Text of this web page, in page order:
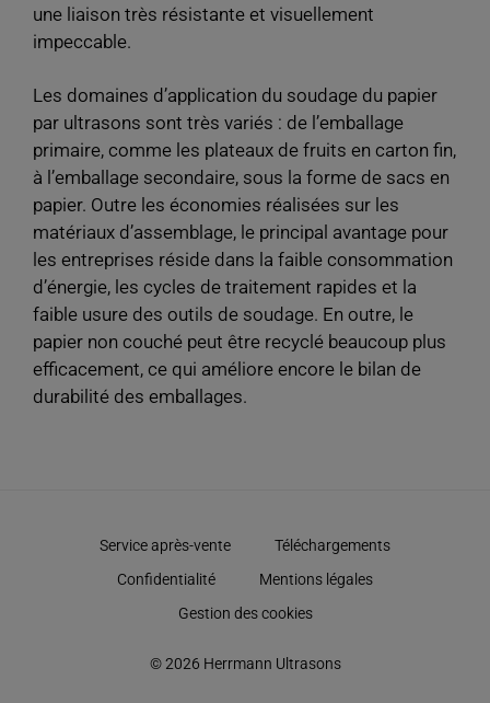
une liaison très résistante et visuellement
impeccable.
Les domaines d’application du soudage du papier
par ultrasons sont très variés : de l’emballage
primaire, comme les plateaux de fruits en carton fin,
à l’emballage secondaire, sous la forme de sacs en
papier. Outre les économies réalisées sur les
matériaux d’assemblage, le principal avantage pour
les entreprises réside dans la faible consommation
d’énergie, les cycles de traitement rapides et la
faible usure des outils de soudage. En outre, le
papier non couché peut être recyclé beaucoup plus
efficacement, ce qui améliore encore le bilan de
durabilité des emballages.
Service après-vente
Téléchargements
Confidentialité
Mentions légales
Gestion des cookies
© 2026 Herrmann Ultrasons